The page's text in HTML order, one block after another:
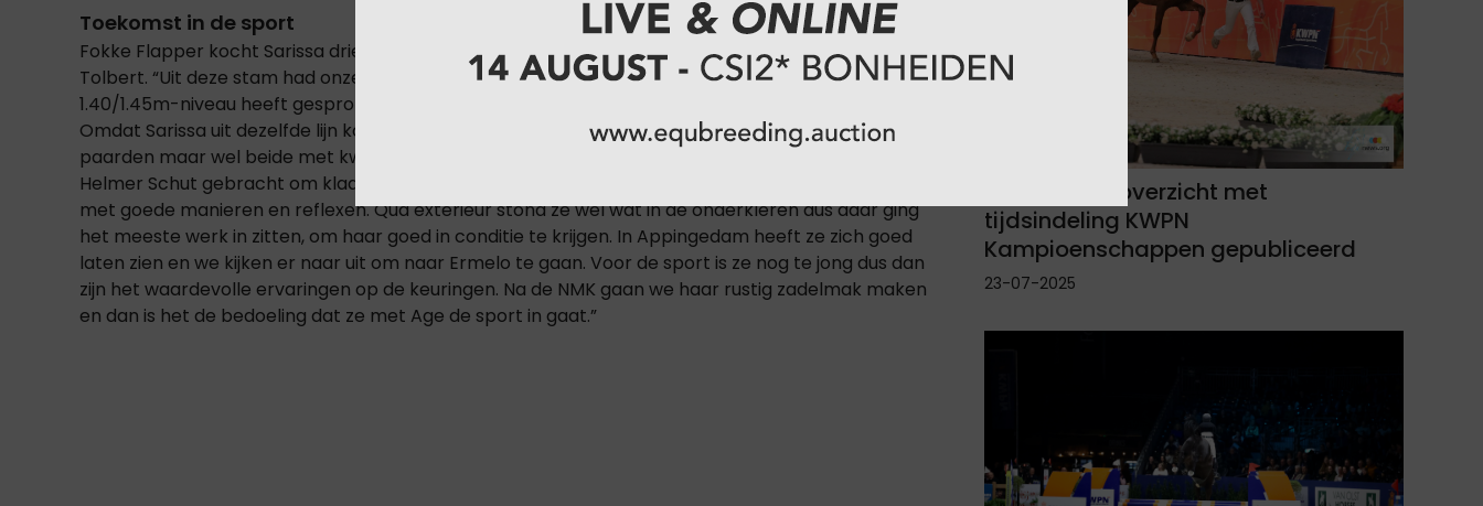
Toekomst in de sport
Fokke Flapper kocht Sarissa drie jaar geleden als veulen op de Starsale Auctions, eveneens in
Tolbert. “Uit deze stam had onze zoon Age de Grand Slam VDL-dochter Kyra, waarmee hij op
1.40/1.45m-niveau heeft gesprongen. Daarna is ze verkocht aan Stal Hendrix en Willem Greve.
Omdat Sarissa uit dezelfde lijn komt, trok ze gelijk onze aandacht. Het zijn wel twee verschillende
paarden maar wel beide met kwaliteit. We hebben Sarissa in maart uit de wei gehaald en naar
Helmer Schut gebracht om klaar te maken voor de keuring. Springen heeft ze altijd goed gedaan,
met goede manieren en reflexen. Qua exterieur stond ze wel wat in de onderkleren dus daar ging
het meeste werk in zitten, om haar goed in conditie te krijgen. In Appingedam heeft ze zich goed
laten zien en we kijken er naar uit om naar Ermelo te gaan. Voor de sport is ze nog te jong dus dan
zijn het waardevolle ervaringen op de keuringen. Na de NMK gaan we haar rustig zadelmak maken
en dan is het de bedoeling dat ze met Age de sport in gaat.”
Programmaoverzicht met
tijdsindeling KWPN
Kampioenschappen gepubliceerd
23-07-2025